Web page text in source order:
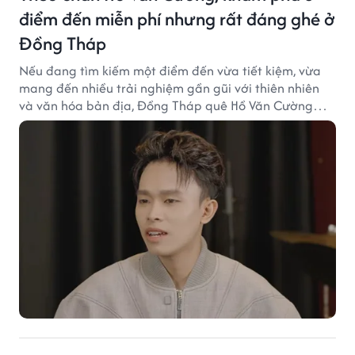
điểm đến miễn phí nhưng rất đáng ghé ở
Đồng Tháp
Nếu đang tìm kiếm một điểm đến vừa tiết kiệm, vừa
mang đến nhiều trải nghiệm gần gũi với thiên nhiên
và văn hóa bản địa, Đồng Tháp quê Hồ Văn Cường
chắc chắn là lựa chọn đáng cân nhắc.